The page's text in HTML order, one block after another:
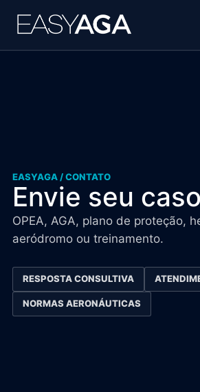
Blog
Quem somos
Contato
EASYAGA / CONTATO
Envie seu
OPEA, AGA, plano de proteção,
aeródromo ou treinamento.
RESPOSTA CONSULTIVA
NORMAS AERONÁUTICAS